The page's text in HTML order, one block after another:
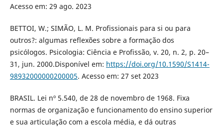
Acesso em: 29 ago. 2023
BETTOI, W.; SIMÃO, L. M. Profissionais para si ou para
outros?: algumas reflexões sobre a formação dos
psicólogos. Psicologia: Ciência e Profissão, v. 20, n. 2, p. 20–
31, jun. 2000.Disponível em: https://doi.org/10.1590/S1414-
98932000000200005. Acesso em: 27 set 2023
BRASIL. Lei nº 5.540, de 28 de novembro de 1968. Fixa
normas de organização e funcionamento do ensino superior
e sua articulação com a escola média, e dá outras